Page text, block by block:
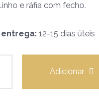
e ráfia com fecho.
entrega:12-15 dias úteis
Adicionar